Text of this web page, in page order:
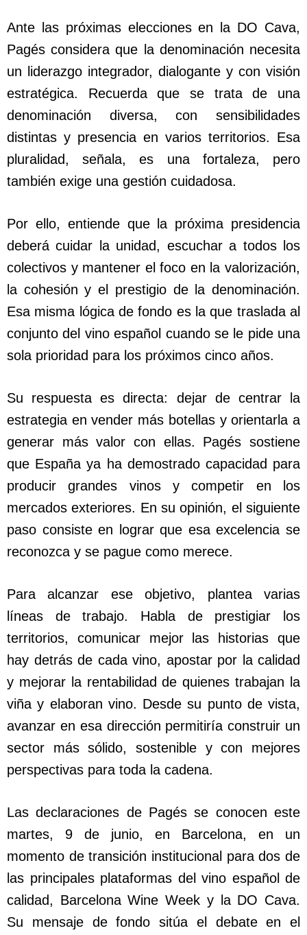
Ante las próximas elecciones en la DO Cava,
Pagés considera que la denominación necesita
un liderazgo integrador, dialogante y con visión
estratégica. Recuerda que se trata de una
denominación diversa, con sensibilidades
distintas y presencia en varios territorios. Esa
pluralidad, señala, es una fortaleza, pero
también exige una gestión cuidadosa.
Por ello, entiende que la próxima presidencia
deberá cuidar la unidad, escuchar a todos los
colectivos y mantener el foco en la valorización,
la cohesión y el prestigio de la denominación.
Esa misma lógica de fondo es la que traslada al
conjunto del vino español cuando se le pide una
sola prioridad para los próximos cinco años.
Su respuesta es directa: dejar de centrar la
estrategia en vender más botellas y orientarla a
generar más valor con ellas. Pagés sostiene
que España ya ha demostrado capacidad para
producir grandes vinos y competir en los
mercados exteriores. En su opinión, el siguiente
paso consiste en lograr que esa excelencia se
reconozca y se pague como merece.
Para alcanzar ese objetivo, plantea varias
líneas de trabajo. Habla de prestigiar los
territorios, comunicar mejor las historias que
hay detrás de cada vino, apostar por la calidad
y mejorar la rentabilidad de quienes trabajan la
viña y elaboran vino. Desde su punto de vista,
avanzar en esa dirección permitiría construir un
sector más sólido, sostenible y con mejores
perspectivas para toda la cadena.
Las declaraciones de Pagés se conocen este
martes, 9 de junio, en Barcelona, en un
momento de transición institucional para dos de
las principales plataformas del vino español de
calidad, Barcelona Wine Week y la DO Cava.
Su mensaje de fondo sitúa el debate en el